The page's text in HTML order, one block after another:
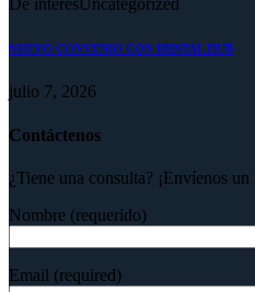
De interésUncategorized
NUEVO CONVENIO CON DENTAL HUB
julio 7, 2026
Contáctenos
¿Tiene una consulta? ¡Envíenos un
Nombre (requerido)
Email (required)